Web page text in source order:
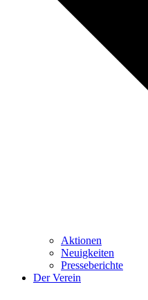
Aktionen
Neuigkeiten
Presseberichte
Der Verein